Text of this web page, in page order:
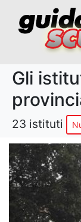
Gli
23 istituti